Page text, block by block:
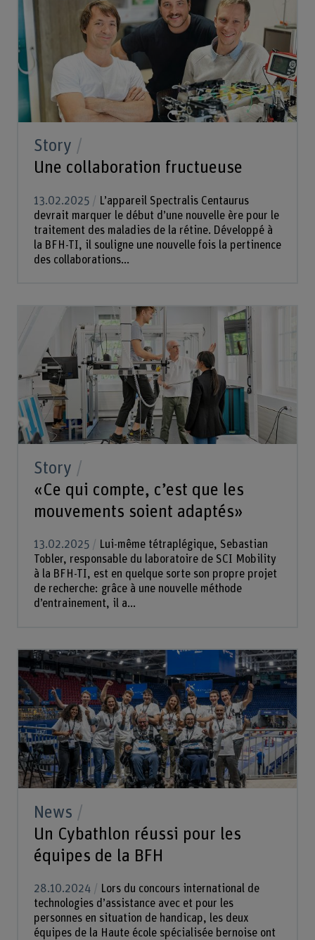
Story
Une collaboration fructueuse
13.02.2025
L’appareil Spectralis Centaurus
devrait marquer le début d’une nouvelle ère pour le
traitement des maladies de la rétine. Développé à
la BFH-TI, il souligne une nouvelle fois la pertinence
des collaborations...
Story
«Ce qui compte, c’est que les
mouvements soient adaptés»
13.02.2025
Lui-même tétraplégique, Sebastian
Tobler, responsable du laboratoire de SCI Mobility
à la BFH-TI, est en quelque sorte son propre projet
de recherche: grâce à une nouvelle méthode
d’entrainement, il a...
News
Un Cybathlon réussi pour les
équipes de la BFH
28.10.2024
Lors du concours international de
technologies d’assistance avec et pour les
personnes en situation de handicap, les deux
équipes de la Haute école spécialisée bernoise ont